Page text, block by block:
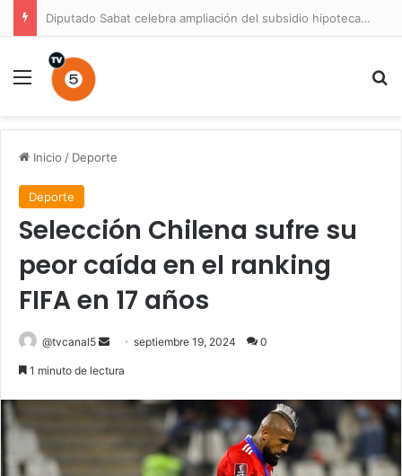
Diputado Sabat celebra ampliación del subsidio hipotecario con viviendas de hasta 6.000 UF
Menú
Inicio / Deporte
Deporte
Selección Chilena sufre su
peor caída en el ranking
FIFA en 17 años
@tvcanal5
Sendseptiembre 19, 2024 0
1 minuto de lectura